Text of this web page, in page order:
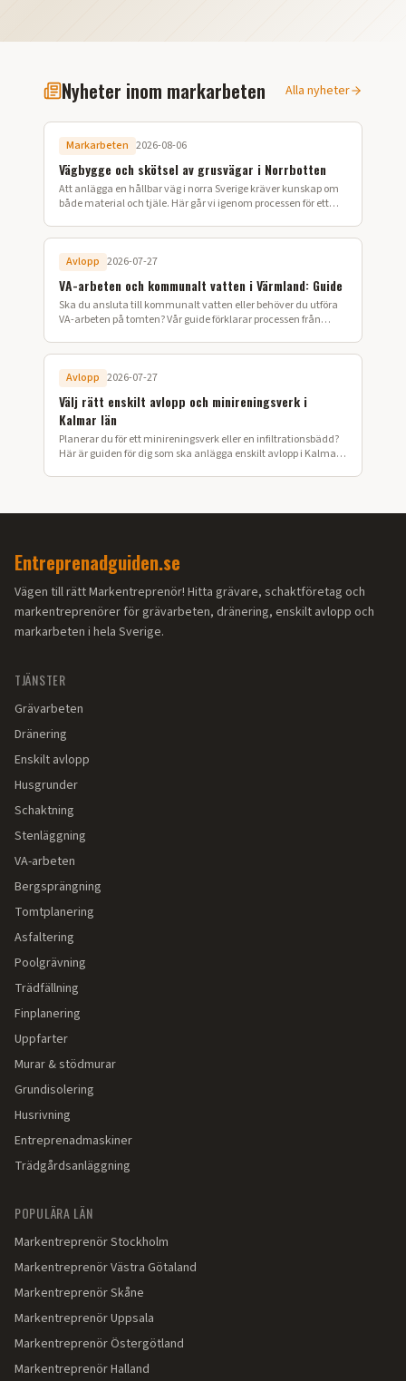
Nyheter inom markarbeten Alla nyheter
Markarbeten 2026-08-06
Vägbygge och skötsel av grusvägar i Norrbotten
Att anlägga en hållbar väg i norra Sverige kräver kunskap om
både material och tjäle. Här går vi igenom processen för ett
Avlopp 2026-07-27
VA-arbeten och kommunalt vatten i Värmland: Guide
Ska du ansluta till kommunalt vatten eller behöver du utföra
VA-arbeten på tomten? Vår guide förklarar processen från
Avlopp 2026-07-27
Välj rätt enskilt avlopp och minireningsverk i
Kalmar län
Planerar du för ett minireningsverk eller en infiltrationsbädd?
Här är guiden för dig som ska anlägga enskilt avlopp i Kalmar
Entreprenadguiden.se
Vägen till rätt Markentreprenör! Hitta grävare, schaktföretag och
markentreprenörer för grävarbeten, dränering, enskilt avlopp och
markarbeten i hela Sverige.
TJÄNSTER
Grävarbeten
Dränering
Enskilt avlopp
Husgrunder
Schaktning
Stenläggning
VA-arbeten
Bergsprängning
Tomtplanering
Asfaltering
Poolgrävning
Trädfällning
Finplanering
Uppfarter
Murar & stödmurar
Grundisolering
Husrivning
Entreprenadmaskiner
Trädgårdsanläggning
POPULÄRA LÄN
MarkentreprenörStockholm
MarkentreprenörVästra Götaland
MarkentreprenörSkåne
MarkentreprenörUppsala
MarkentreprenörÖstergötland
MarkentreprenörHalland